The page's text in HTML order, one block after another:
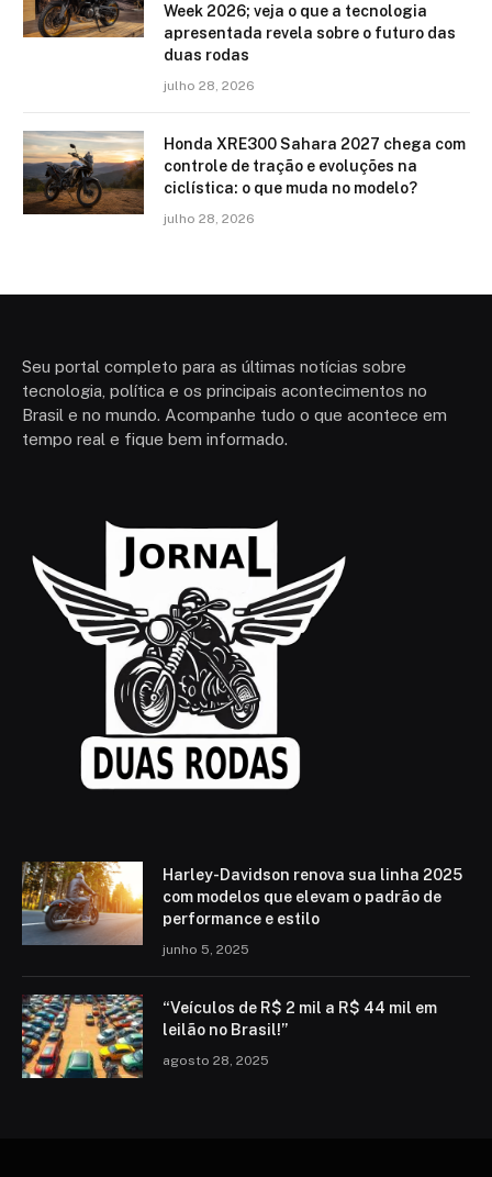
Week 2026; veja o que a tecnologia
apresentada revela sobre o futuro das
duas rodas
julho 28, 2026
Honda XRE300 Sahara 2027 chega com
controle de tração e evoluções na
ciclística: o que muda no modelo?
julho 28, 2026
Seu portal completo para as últimas notícias sobre
tecnologia, política e os principais acontecimentos no
Brasil e no mundo. Acompanhe tudo o que acontece em
tempo real e fique bem informado.
Harley-Davidson renova sua linha 2025
com modelos que elevam o padrão de
performance e estilo
junho 5, 2025
“Veículos de R$ 2 mil a R$ 44 mil em
leilão no Brasil!”
agosto 28, 2025